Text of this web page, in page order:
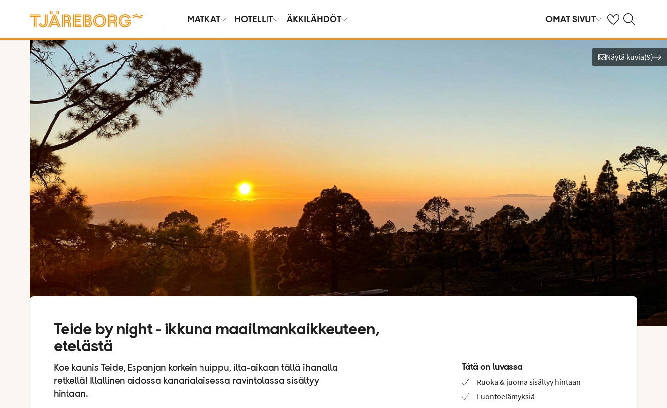
MATKAT HOTELLIT ÄKKILÄHDÖT OMAT SIVUT OmatHaku
Näytä kuvia
Näytä kuvia(9)
Teide by night - ikkuna maailmankaikkeuteen,
etelästä
Koe kaunis Teide, Espanjan korkein huippu, ilta-aikaan tällä ihanalla
retkellä! Illallinen aidossa kanarialaisessa ravintolassa sisältyy
hintaan.
Tätä on luvassa
Ruoka & juoma sisältyy hintaan
Luontoelämyksiä